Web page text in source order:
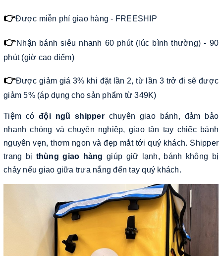
👉Được miễn phí giao hàng - FREESHIP
👉Nhận bánh siêu nhanh 60 phút (lúc bình thường) - 90
phút (giờ cao điểm)
👉Được giảm giá 3% khi đặt lần 2, từ lần 3 trở đi sẽ được
giảm 5% (áp dụng cho sản phẩm từ 349K)
Tiệm cóđội ngũ shipperchuyên giao bánh, đảm bảo
nhanh chóng và chuyên nghiệp, giao tận tay chiếc bánh
nguyên vẹn, thơm ngon và đẹp mắt tới quý khách. Shipper
trang bị thùng giao hàng giúp giữ lạnh, bánh không bị
chảy nếu giao giữa trưa nắng đến tay quý khách.